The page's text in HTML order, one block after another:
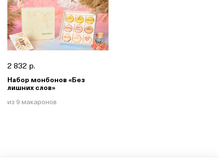
2 832 р.
Набор монбонов «Без
лишних слов»
из 9 макаронов